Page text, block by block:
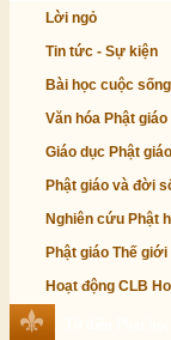
Lời ngỏ
Tin tức - Sự kiện
Bài học cuộc sống
Văn hóa Phật giáo
Giáo dục Phật giáo
Phật giáo và đời
Nghiên cứu Phật
Phật giáo Thế giới
Hoạt động CLB